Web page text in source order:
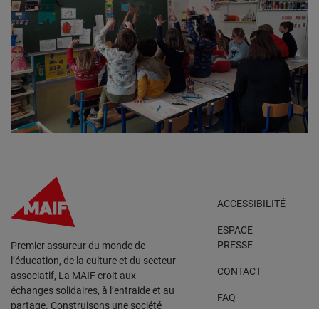
Premier assureur du monde de
l’éducation, de la culture et du secteur
associatif, La MAIF croit aux
échanges solidaires, à l’entraide et au
partage. Construisons une société
ACCESSIBILITÉ
ESPACE
PRESSE
CONTACT
FAQ